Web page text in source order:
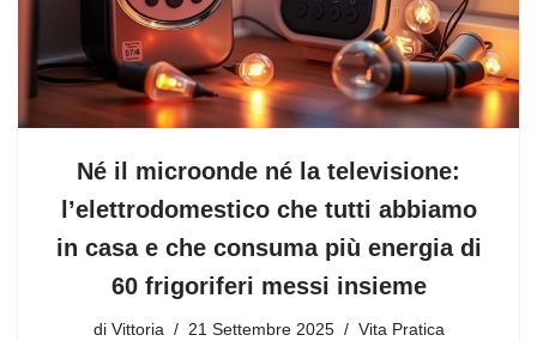
Né il microonde né la televisione:
l’elettrodomestico che tutti abbiamo
in casa e che consuma più energia di
60 frigoriferi messi insieme
di Vittoria 21 Settembre 2025 Vita Pratica